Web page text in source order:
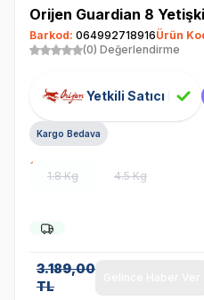
Orijen Guardian 8
Barkod: 064992718916Ürün
(0) Değerlendirme
Yetkili Satıcı
Kargo Bedava
1.8 Kg 4.5 Kg
3.189,00
TL